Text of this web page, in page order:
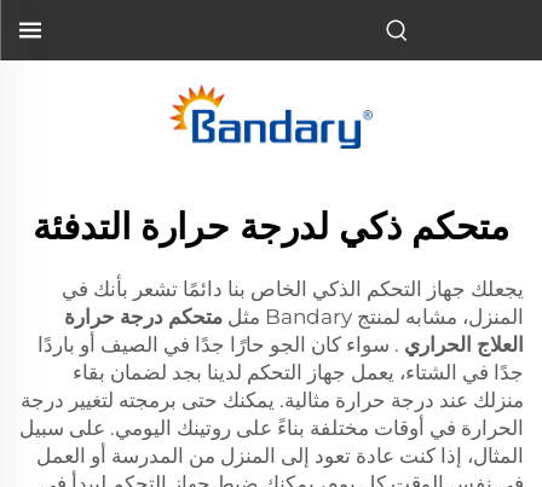
متحكم ذكي لدرجة حرارة التدفئة
يجعلك جهاز التحكم الذكي الخاص بنا دائمًا تشعر بأنك في
المنزل، مشابه لمنتج Bandary مثل
متحكم درجة حرارة
العلاج الحراري . سواء كان الجو حارًا جدًا في الصيف أو باردًا
جدًا في الشتاء، يعمل جهاز التحكم لدينا بجد لضمان بقاء
منزلك عند درجة حرارة مثالية. يمكنك حتى برمجته لتغيير درجة
الحرارة في أوقات مختلفة بناءً على روتينك اليومي. على سبيل
المثال، إذا كنت عادة تعود إلى المنزل من المدرسة أو العمل